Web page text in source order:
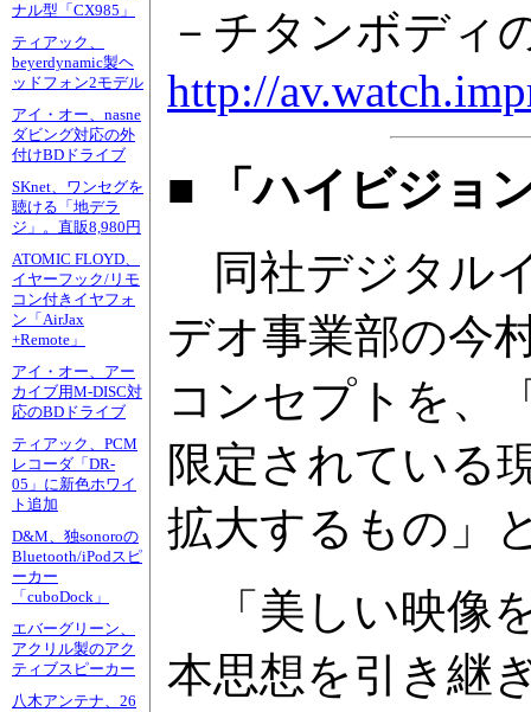
ナル型「CX985」
ティアック、
beyerdynamic製ヘ
ッドフォン2モデル
アイ・オー、nasne
ダビング対応の外
付けBDドライブ
SKnet、ワンセグを
聴ける「地デラ
ジ」。直販8,980円
ATOMIC FLOYD、
イヤーフック/リモ
コン付きイヤフォ
ン「AirJax
+Remote」
アイ・オー、アー
カイブ用M-DISC対
応のBDドライブ
ティアック、PCM
レコーダ「DR-
05」に新色ホワイ
ト追加
D&M、独sonoroの
Bluetooth/iPodスピ
ーカー
「cuboDock」
エバーグリーン、
アクリル製のアク
ティブスピーカー
八木アンテナ、26
－チタンボディ
http://
■ 「ハイビジョ
同社デジタル
デオ事業部の今
コンセプトを、
限定されている
拡大するもの」
「美しい映像
本思想を引き継